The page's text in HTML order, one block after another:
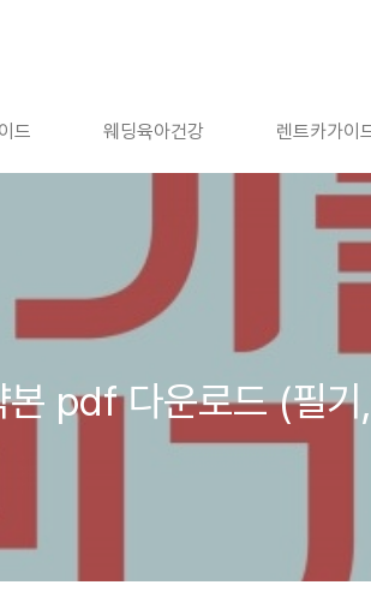
드 웨딩육아건강 렌트카가이
pdf 다운로드 (필